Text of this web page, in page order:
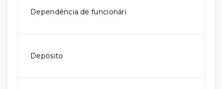
Dependência de funcionári
Depósito